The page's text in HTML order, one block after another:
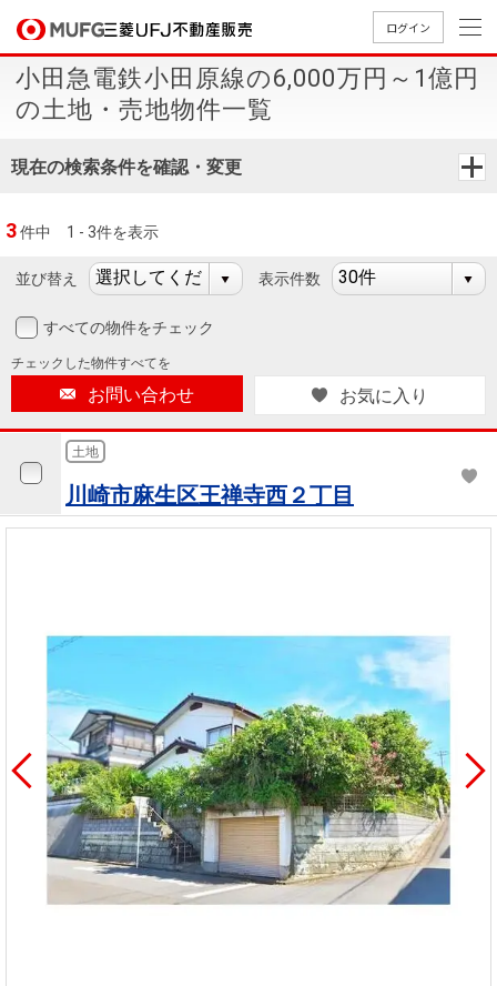
ログイン
買いたいTOP
中古
マン
ショ
探す
築・
中古
建て
を探
用
を
探
す
件を
購入向け
サービス
住宅ロー
ンシミュ
住まい1プ
ラス（お
売りたいTOP
無
料
査
却
相
金額
売却向け
サービス
周辺相場
検索
住まい1プ
ラス（お
役立ちコ
ラム）
住まいと
暮らしの
売却ガイ
ド
店舗案内TOP
店舗のご
案内（首
都圏）
古屋）
案内（関
西）
会社情報TOP
ごあいさ
つ
Way
経営ビジ
ョン
沿革
本社地
ニュース
（電子ブ
採用情報TOP
新卒採用
情報
買いたい
売りたい
店舗案内
会社情報
採用情報
法人のお客さま
提携企業にお勤めの方
小田急電鉄小田原線の6,000万円～1億円
の土地・売地物件一覧
現在の検索条件を確認・変更
3件中 1 - 3件を表示
並び替え 表示件数
すべての物件をチェック
チェックした物件すべてを
お問い合わせ お気に入り
土地
川崎市麻生区王禅寺西２丁目